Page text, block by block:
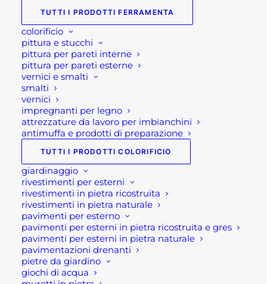
TUTTI I PRODOTTI FERRAMENTA
colorificio
pittura e stucchi
pittura per pareti interne
pittura per pareti esterne
vernici e smalti
smalti
vernici
impregnanti per legno
attrezzature da lavoro per imbianchini
antimuffa e prodotti di preparazione
TUTTI I PRODOTTI COLORIFICIO
giardinaggio
rivestimenti per esterni
rivestimenti in pietra ricostruita
rivestimenti in pietra naturale
pavimenti per esterno
pavimenti per esterni in pietra ricostruita e gres
pavimenti per esterni in pietra naturale
pavimentazioni drenanti
pietre da giardino
giochi di acqua
Visita il nostro
Seguici su FacebookoInstagram
Canale di Youtube!!
Scopri i nostri prodotti
Accessori per porte
Porte a battente interne
Porte scorrevoli
Portoncini d'ingresso e porte blindate
Serramenti in pvc e zanzariere
VEDI I PRODOTTI